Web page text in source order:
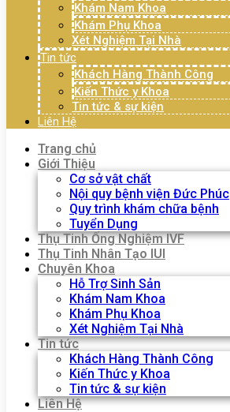
Khám Nam Khoa
Khám Phụ Khoa
Xét Nghiệm Tại Nhà
Tin tức
Khách Hàng Thành Công
Kiến Thức y Khoa
Tin tức & sự kiện
Liên Hệ
Trang chủ
Giới Thiệu
Cơ sở vật chất
Nội quy bệnh viện Đức Phúc
Quy trình khám chữa bệnh
Tuyển Dụng
Thụ Tinh Ống Nghiệm IVF
Thụ Tinh Nhân Tạo IUI
Chuyên Khoa
Hỗ Trợ Sinh Sản
Khám Nam Khoa
Khám Phụ Khoa
Xét Nghiệm Tại Nhà
Tin tức
Khách Hàng Thành Công
Kiến Thức y Khoa
Tin tức & sự kiện
Liên Hệ